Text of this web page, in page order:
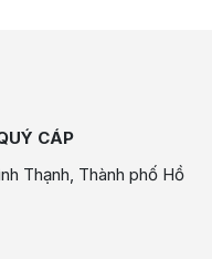
CÁP
Thạnh, Thành phố Hồ